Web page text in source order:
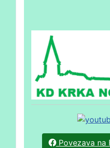
Povezava na